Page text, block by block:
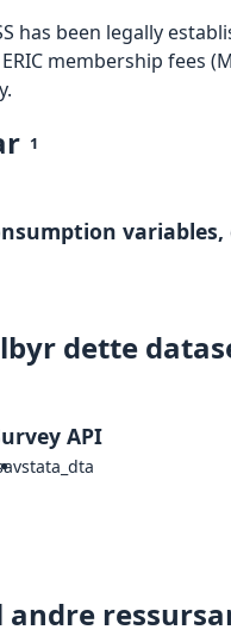
has been legally
membership fees
1
dette
API
stata_dta
andre